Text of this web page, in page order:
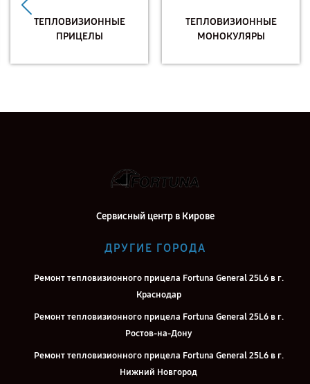
ТЕПЛОВИЗИОННЫЕ
ПРИЦЕЛЫ
ТЕПЛОВИЗИОННЫЕ
МОНОКУЛЯРЫ
Сервисный центр в Кирове
ДРУГИЕ ГОРОДА
Ремонт тепловизионного прицела Fortuna General 25L6 в г.
Краснодар
Ремонт тепловизионного прицела Fortuna General 25L6 в г.
Ростов-на-Дону
Ремонт тепловизионного прицела Fortuna General 25L6 в г.
Нижний Новгород